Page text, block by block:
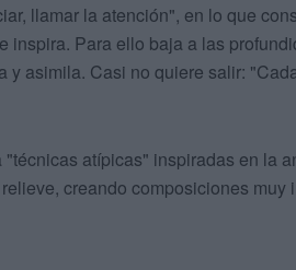
llamar la atención", en lo que
Para ello baja a las
asimila. Casi no quiere salir:
atípicas" inspiradas en la
creando composiciones muy